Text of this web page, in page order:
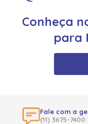
Conheça
para
Fale com a
(11) 3675-7400